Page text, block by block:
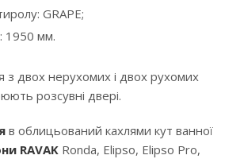
GRAPE;
1950 мм.
з двох нерухомих і двох рухомих
розсувні двері.
в облицьований кахлями кут ванної
RAVAK Ronda, Elipso, Elipso Pro,